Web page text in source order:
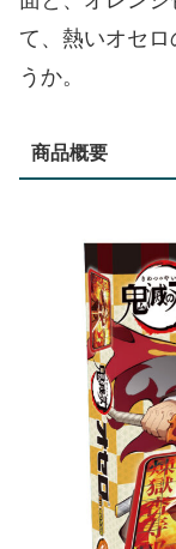
て、熱いオセ
うか。
商品概要